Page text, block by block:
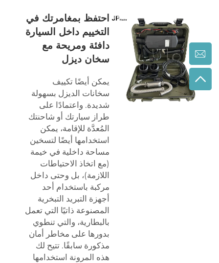
احتفظ بمغامرتك في
التخييم داخل السيارة
دافئة ومريحة مع
سخان ديزل
يمكن أيضًا تكييف
سخانات الديزل بسهولة
شديدة. واعتمادًا على
طراز سيارتك أو شاحنتك
المُعدَّة للإقامة، يمكن
استخدامها أيضًا لتسخين
مساحة داخلية في خيمة
(مع اتخاذ الاحتياطات
اللازمة)، بل وحتى داخل
مركبة باستخدام أحد
أجهزة التبريد التبخرية
المصنوعة ذاتيًا التي تعمل
بالبطارية، والتي تنطوي
بدورها على مخاطر أمان
مذكورة سابقًا. تتيح لك
هذه المرونة استخدامها